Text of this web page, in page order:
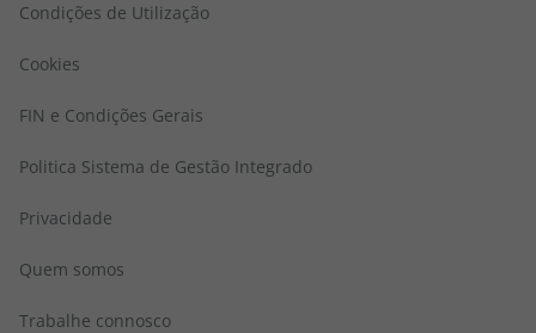
Condições de Utilização
Cookies
FIN e Condições Gerais
Politica Sistema de Gestão Integrado
Privacidade
Quem somos
Trabalhe connosco